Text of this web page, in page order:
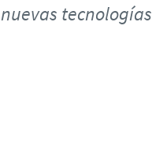
tecnologías